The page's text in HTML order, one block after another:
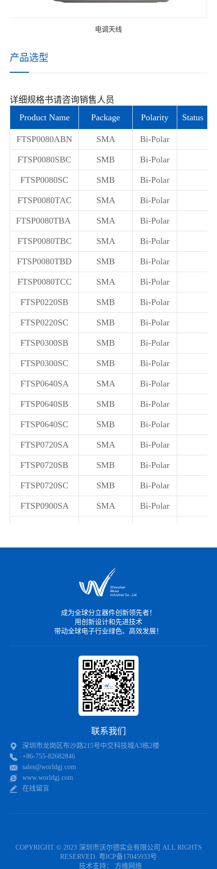
电调天线
产品选型
详细规格书请咨询销售人员
Product Name
Package Polarity Status
FTSP0080ABN SMA Bi-Polar
FTSP0080SBC SMB Bi-Polar
FTSP0080SC SMB Bi-Polar
FTSP0080TAC SMA Bi-Polar
FTSP0080TBA SMA Bi-Polar
FTSP0080TBC SMA Bi-Polar
FTSP0080TBD SMB Bi-Polar
FTSP0080TCC SMA Bi-Polar
FTSP0220SB SMB Bi-Polar
FTSP0220SC SMB Bi-Polar
FTSP0300SB SMB Bi-Polar
FTSP0300SC SMB Bi-Polar
FTSP0640SA SMA Bi-Polar
FTSP0640SB SMB Bi-Polar
FTSP0640SC SMB Bi-Polar
FTSP0720SA SMA Bi-Polar
FTSP0720SB SMB Bi-Polar
FTSP0720SC SMB Bi-Polar
FTSP0900SA SMA Bi-Polar
FTSP0900SC SMB Bi-Polar
SMA
SMB
FTSP1100SC SMB Bi-Polar
FTSP1101SB SMB Uni-Polar
SMA
SMB
SMB
SMB
FTSP1301SD
FTSP1500SA
FTSP1500SC SMB Bi-Polar
FTSP1800SB SMB Bi-Polar
成为全球分立器件创新领先者！
用创新设计和先进技术
带动全球电子行业绿色、高效发展！
联系我们
深圳市龙岗区布沙路215号中交科技城A3栋2楼
+86-755-82682846
sales@worldgj.com
www.worldgj.com
在线留言
COPYRIGHT © 2023 深圳市沃尔德实业有限公司 ALL RIGHTS
RESERVED. 粤ICP备17045933号
技术支持：
方维网络